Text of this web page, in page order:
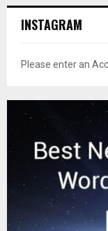
INSTAGRAM
Please enter an